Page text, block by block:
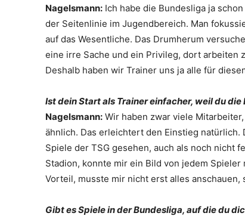
Nagelsmann: Ich habe die Bundesliga ja
der Seitenlinie im Jugendbereich. Man
auf das Wesentliche. Das Drumherum
eine irre Sache und ein Privileg, dort arbeiten
Deshalb haben wir Trainer uns ja alle für
Ist dein Start als Trainer einfacher, weil du
Nagelsmann: Wir haben zwar viele
ähnlich. Das erleichtert den Einstieg
Spiele der TSG gesehen, auch als noch nicht
Stadion, konnte mir ein Bild von jedem
Vorteil, musste mir nicht erst alles
Gibt es Spiele in der Bundesliga, auf die du